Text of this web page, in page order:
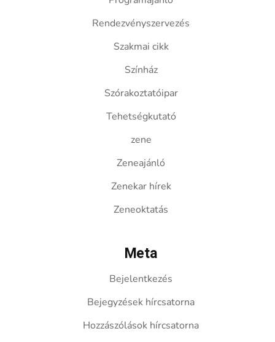
Rendezvényszervezés
Szakmai cikk
Színház
Szórakoztatóipar
Tehetségkutató
zene
Zeneajánló
Zenekar hírek
Zeneoktatás
Meta
Bejelentkezés
Bejegyzések hírcsatorna
Hozzászólások hírcsatorna